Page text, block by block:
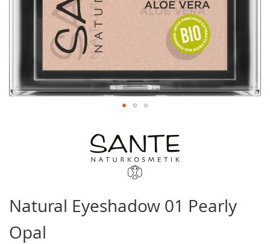
Natural Eyeshadow 01 Pearly
Opal